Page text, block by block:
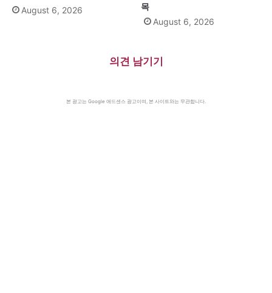
August 6, 2026
목
August 6, 2026
의견 남기기
본 광고는 Google 애드센스 광고이며, 본 사이트와는 무관합니다.